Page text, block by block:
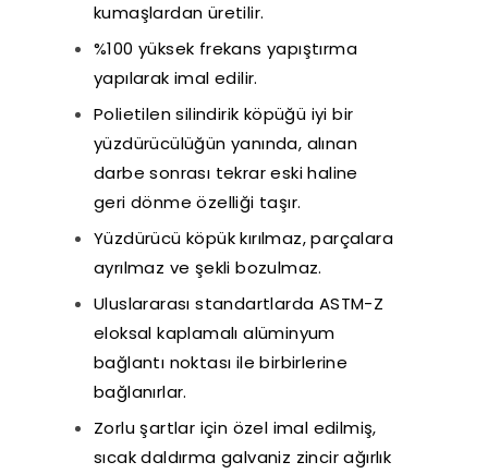
kumaşlardan üretilir.
%100 yüksek frekans yapıştırma
yapılarak imal edilir.
Polietilen silindirik köpüğü iyi bir
yüzdürücülüğün yanında, alınan
darbe sonrası tekrar eski haline
geri dönme özelliği taşır.
Yüzdürücü köpük kırılmaz, parçalara
ayrılmaz ve şekli bozulmaz.
Uluslararası standartlarda ASTM-Z
eloksal kaplamalı alüminyum
bağlantı noktası ile birbirlerine
bağlanırlar.
Zorlu şartlar için özel imal edilmiş,
sıcak daldırma galvaniz zincir ağırlık